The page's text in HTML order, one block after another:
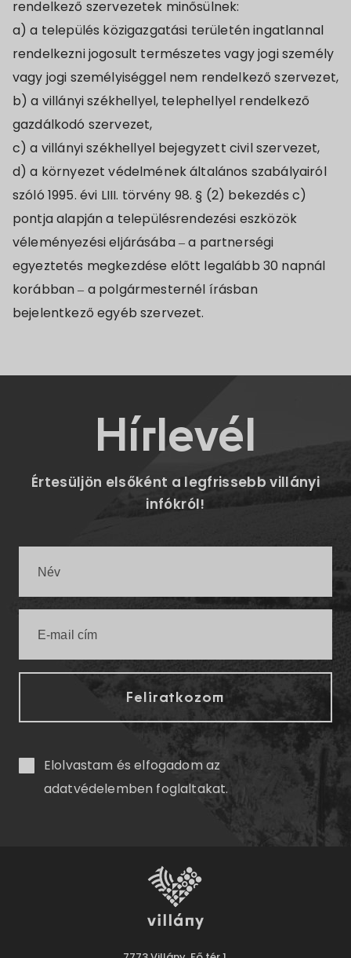
rendelkező szervezetek minősülnek:
a) a település közigazgatási területén ingatlannal
rendelkezni jogosult természetes vagy jogi személy
vagy jogi személyiséggel nem rendelkező szervezet,
b) a villányi székhellyel, telephellyel rendelkező
gazdálkodó szervezet,
c) a villányi székhellyel bejegyzett civil szervezet,
d) a környezet védelmének általános szabályairól
szóló 1995. évi LIII. törvény 98. § (2) bekezdés c)
pontja alapján a településrendezési eszközök
véleményezési eljárásába – a partnerségi
egyeztetés megkezdése előtt legalább 30 napnál
korábban – a polgármesternél írásban
bejelentkező egyéb szervezet.
Hírlevél
Értesüljön elsőként a legfrissebb villányi
infókról!
Elolvastam és elfogadom az
adatvédelemben foglaltakat.